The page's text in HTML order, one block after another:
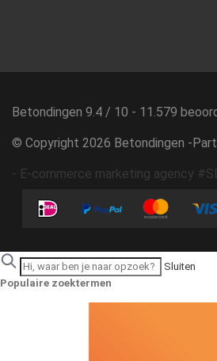
Betondingen 9.4 / 10 - 11.579
© Copyright 2026 Betondingen -
- E-commerce marketing agency
Sluiten
Populaire zoektermen